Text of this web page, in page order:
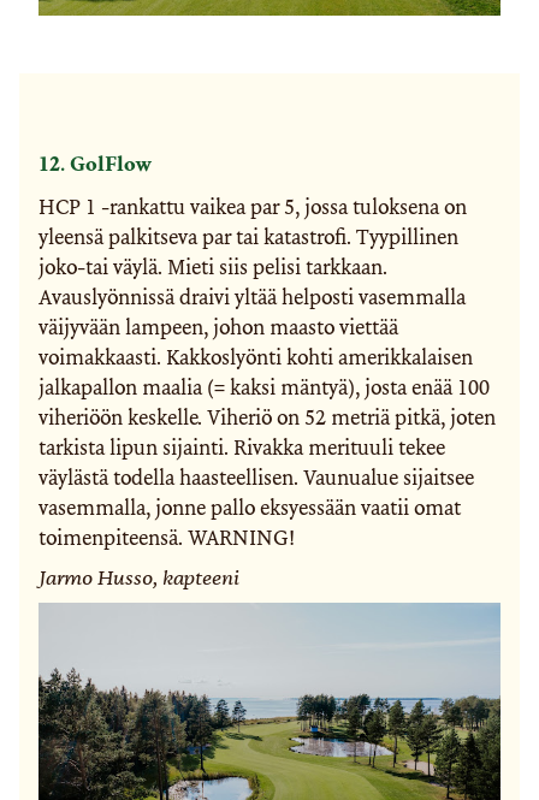
12. GolFlow
HCP 1 -rankattu vaikea par 5, jossa tuloksena on
yleensä palkitseva par tai katastrofi. Tyypillinen
joko-tai väylä. Mieti siis pelisi tarkkaan.
Avauslyönnissä draivi yltää helposti vasemmalla
väijyvään lampeen, johon maasto viettää
voimakkaasti. Kakkoslyönti kohti amerikkalaisen
jalkapallon maalia (= kaksi mäntyä), josta enää 100
viheriöön keskelle. Viheriö on 52 metriä pitkä, joten
tarkista lipun sijainti. Rivakka merituuli tekee
väylästä todella haasteellisen. Vaunualue sijaitsee
vasemmalla, jonne pallo eksyessään vaatii omat
toimenpiteensä. WARNING!
Jarmo Husso, kapteeni